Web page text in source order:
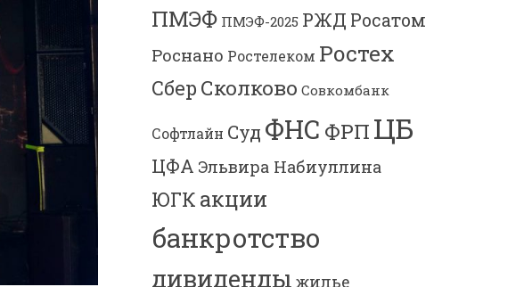
ПМЭФ ПМЭФ-2025 РЖД Росатом
Роснано Ростелеком Ростех
Сбер Сколково Совкомбанк
Софтлайн Суд ФНС ФРП ЦБ
ЦФА Эльвира Набиуллина
ЮГК акции
банкротство
дивиденды жилье